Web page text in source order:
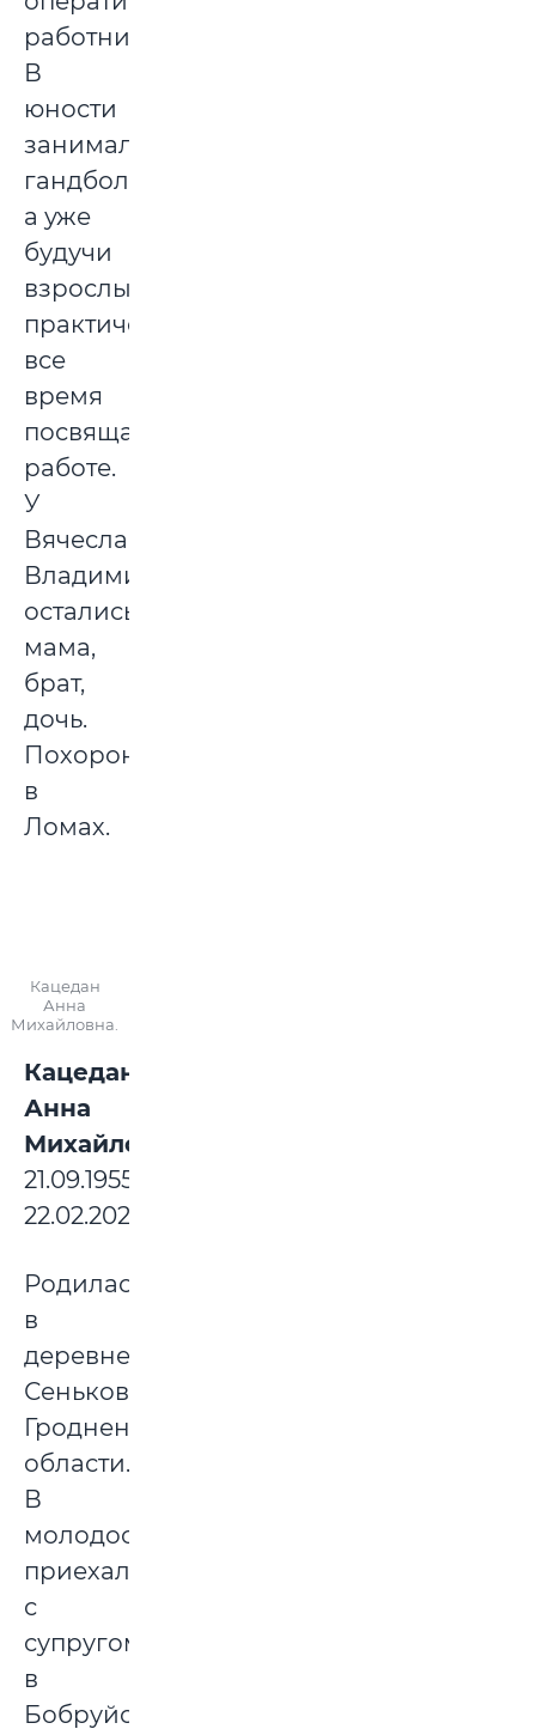
работником.
В
юности
занимался
гандболом,
а уже
будучи
взрослым,
практически
все
время
посвящал
работе.
У
Вячеслава
Владимировича
остались
мама,
брат,
дочь.
Похоронен
в
Ломах.
Кацедан
Анна
Михайловна.
Кацедан
Анна
Михайловна:
21.09.1955-
22.02.2023
Родилась
в
деревне
Сеньковичи
Гродненской
области.
В
молодости
приехала
с
супругом
в
Бобруйск.